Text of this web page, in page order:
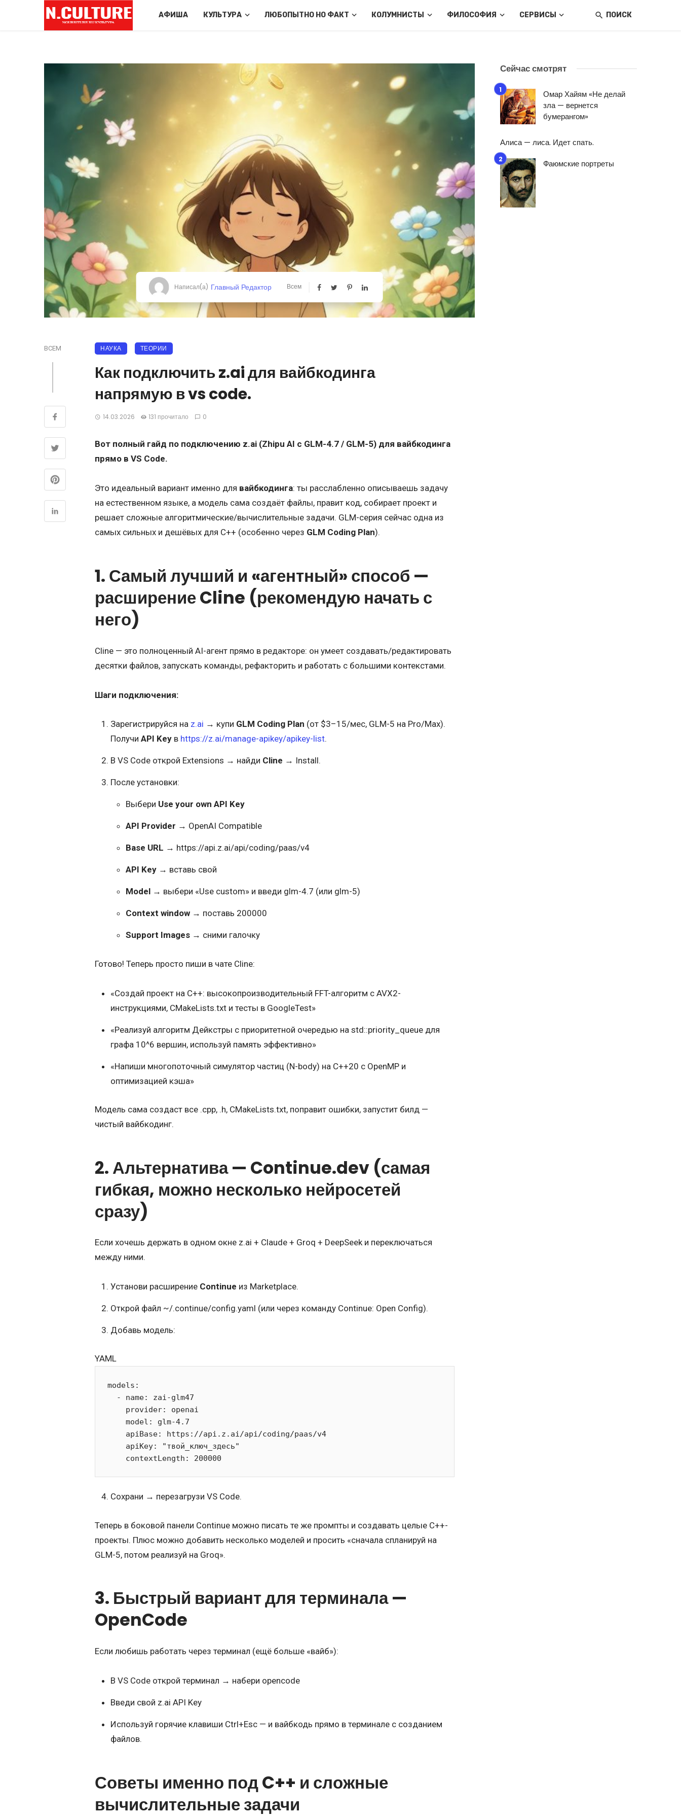
АФИША КУЛЬТУРА ЛЮБОПЫТНО НО ФАКТ КОЛУМНИСТЫ ФИЛОСОФИЯ СЕРВИСЫ ПОИСК
Написал(а) Главный Редактор Всем
ВСЕМ НАУКА ТЕОРИИ
Как подключить z.ai для вайбкодинга
напрямую в vs code.
14.03.2026 131 прочитало 0
Вот полный гайд по подключению z.ai (Zhipu AI с GLM-4.7 / GLM-5) для вайбкодинга
прямо в VS Code.
Это идеальный вариант именно для вайбкодинга: ты расслабленно описываешь задачу
на естественном языке, а модель сама создаёт файлы, правит код, собирает проект и
решает сложные алгоритмические/вычислительные задачи. GLM-серия сейчас одна из
самых сильных и дешёвых для C++ (особенно через GLM Coding Plan).
1. Самый лучший и «агентный» способ —
расширениеCline (рекомендую начать с
него)
Cline — это полноценный AI-агент прямо в редакторе: он умеет создавать/редактировать
десятки файлов, запускать команды, рефакторить и работать с большими контекстами.
Шаги подключения:
Зарегистрируйся на z.ai → купи GLM Coding Plan (от $3–15/мес, GLM-5 на Pro/Max).
Получи API Keyв https://z.ai/manage-apikey/apikey-list.
В VS Code открой Extensions → найди Cline → Install.
После установки:
Выбери Use your own API Key
API Provider → OpenAI Compatible
Base URL → https://api.z.ai/api/coding/paas/v4
API Key → вставь свой
Model → выбери «Use custom» и введи glm-4.7 (или glm-5)
Context window → поставь 200000
Support Images → сними галочку
Готово! Теперь просто пиши в чате Cline:
«Создай проект на C++: высокопроизводительный FFT-алгоритм с AVX2-
инструкциями, CMakeLists.txt и тесты в GoogleTest»
«Реализуй алгоритм Дейкстры с приоритетной очередью на std::priority_queue для
графа 10^6 вершин, используй память эффективно»
«Напиши многопоточный симулятор частиц (N-body) на C++20 с OpenMP и
оптимизацией кэша»
Модель сама создаст все .cpp, .h, CMakeLists.txt, поправит ошибки, запустит билд —
чистый вайбкодинг.
2. Альтернатива — Continue.dev (самая
гибкая, можно несколько нейросетей
сразу)
Если хочешь держать в одном окне z.ai + Claude + Groq + DeepSeek и переключаться
между ними.
Установи расширение Continue из Marketplace.
Открой файл ~/.continue/config.yaml (или через команду Continue: Open Config).
Добавь модель:
YAML
models:
    model: glm-4.7
    contextLength: 200000
Сохрани → перезагрузи VS Code.
Теперь в боковой панели Continue можно писать те же промпты и создавать целые C++-
проекты. Плюс можно добавить несколько моделей и просить «сначала спланируй на
GLM-5, потом реализуй на Groq».
3. Быстрый вариант для терминала —
OpenCode
Если любишь работать через терминал (ещё больше «вайб»):
В VS Code открой терминал → набери opencode
Введи свой z.ai API Key
Используй горячие клавиши Ctrl+Esc — и вайбкодь прямо в терминале с созданием
файлов.
Советы именно под C++ и сложные
вычислительные задачи
Сейчас смотрят
Омар Хайям «Не делай
зла — вернется
бумерангом»
Алиса — лиса. Идет спать.
Фаюмские портреты